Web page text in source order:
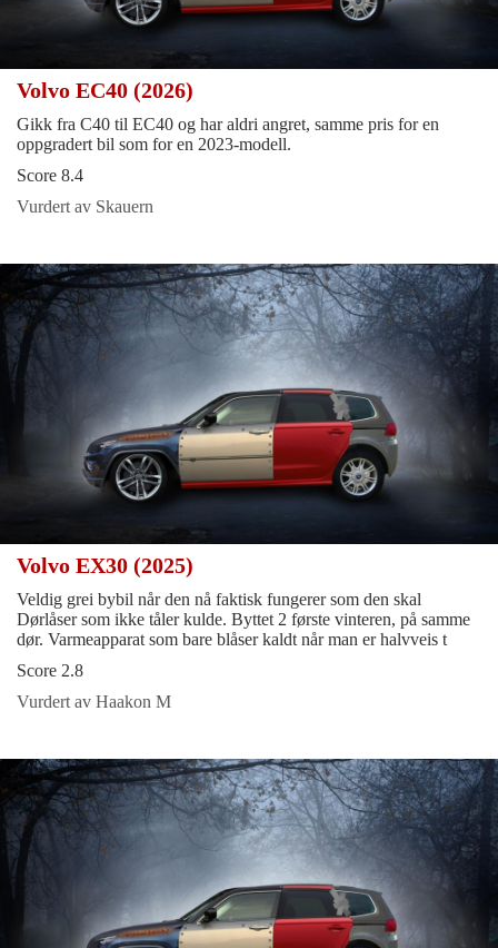
Volvo EC40 (2026)
Gikk fra C40 til EC40 og har aldri angret, samme pris for en
oppgradert bil som for en 2023-modell.
Score 8.4
Vurdert av Skauern
Volvo EX30 (2025)
Veldig grei bybil når den nå faktisk fungerer som den skal
Dørlåser som ikke tåler kulde. Byttet 2 første vinteren, på samme
dør. Varmeapparat som bare blåser kaldt når man er halvveis t
Score 2.8
Vurdert av Haakon M